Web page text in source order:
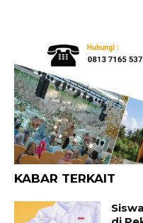
KABAR TERKAIT